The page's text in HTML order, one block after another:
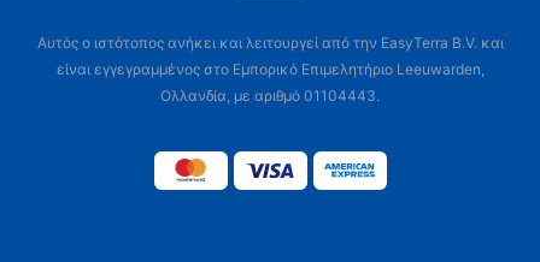
Αυτός ο ιστότοπος ανήκει και λειτουργεί από την EasyTerra B.V. και
είναι εγγεγραμμένος στο Εμπορικό Επιμελητήριο Leeuwarden,
Ολλανδία, με αριθμό 01104443.